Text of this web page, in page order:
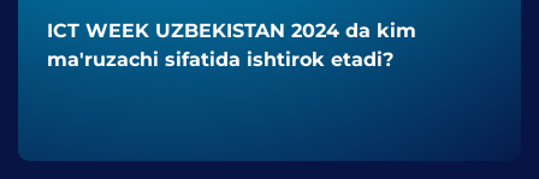
ICT WEEK UZBEKISTAN 2024 da kim
ma'ruzachi sifatida ishtirok etadi?